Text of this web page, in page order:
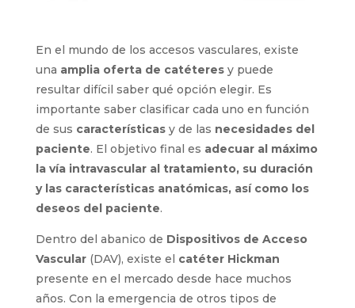
En el mundo de los accesos vasculares, existe
una amplia oferta de catéteresy puede
resultar difícil saber qué opción elegir. Es
importante saber clasificar cada uno en función
de sus característicasy de las necesidades
del paciente. El objetivo final esadecuar al
máximo la vía intravascular al tratamiento, su
duración y las características anatómicas, así
como los deseos del paciente
Dentro del abanico de Dispositivos de Acceso
Vascular(DAV), existe el catéter Hickman
presente en el mercado desde hace muchos
años. Con la emergencia de otros tipos de